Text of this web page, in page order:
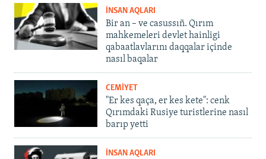
İNSAN AQLARI
Bir an – ve casussıñ. Qırım
mahkemeleri devlet hainligi
qabaatlavlarını daqqalar içinde
nasıl baqalar
CEMİYET
"Er kes qaça, er kes kete": cenk
Qırımdaki Rusiye turistlerine nasıl
barıp yetti
İNSAN AQLARI